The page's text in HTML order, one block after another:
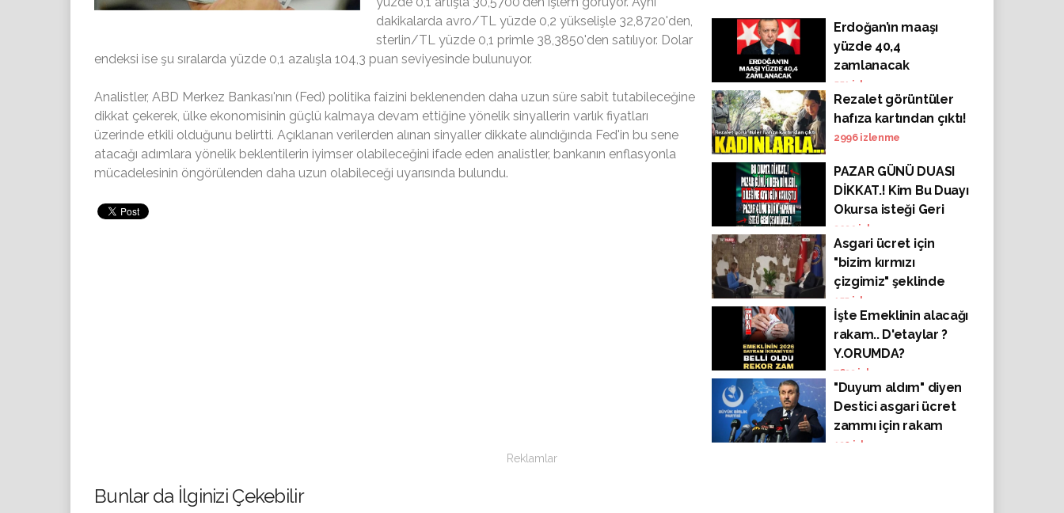
dakikalarda avro/TL yüzde 0,2 yükselişle 32,8720'den,
sterlin/TL yüzde 0,1 primle 38,3850'den satılıyor. Dolar
endeksi ise şu sıralarda yüzde 0,1 azalışla 104,3 puan seviyesinde bulunuyor.
Analistler, ABD Merkez Bankası'nın (Fed) politika faizini beklenenden daha uzun süre sabit tutabileceğine
dikkat çekerek, ülke ekonomisinin güçlü kalmaya devam ettiğine yönelik sinyallerin varlık fiyatları
üzerinde etkili olduğunu belirtti. Açıklanan verilerden alınan sinyaller dikkate alındığında Fed'in bu sene
atacağı adımlara yönelik beklentilerin iyimser olabileceğini ifade eden analistler, bankanın enflasyonla
mücadelesinin öngörülenden daha uzun olabileceği uyarısında bulundu.
Erdoğan’ın maaşı
yüzde 40,4
zamlanacak
551 izlenme
Rezalet görüntüler
hafıza kartından çıktı!
2996izlenme
PAZAR GÜNÜ DUASI
DİKKAT.! Kim Bu Duayı
Okursa isteği Geri
Çevrilmez ! (Hacet
duasi, Şaban ayı dua)
3239 izlenme
Asgari ücret için
"bizim kırmızı
çizgimiz" şeklinde
verdiği rakam sonrası
tepki çeken Ergün
Atalay dan yanıt
gecikmedi.
olsun"
155 izlenme
İşte Emeklinin alacağı
rakam.. D'etaylar ?
Y.ORUMDA?
7633 izlenme
"Duyum aldım" diyen
Destici asgari ücret
zammı için rakam
verdi: 16-17 bin TL
130 izlenme
Reklamlar
Bunlar da İlginizi Çekebilir